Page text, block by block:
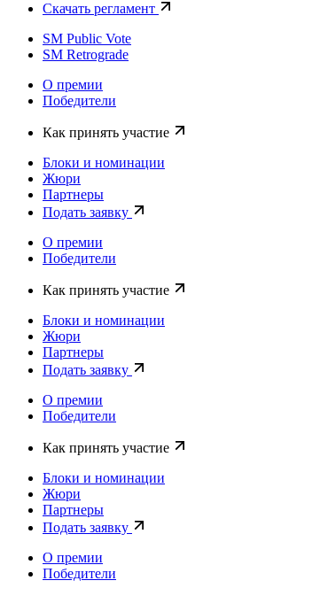
Скачать регламент
SM Public Vote
SM Retrograde
О премии
Победители
Как принять участие
Блоки и номинации
Жюри
Партнеры
Подать заявку
О премии
Победители
Как принять участие
Блоки и номинации
Жюри
Партнеры
Подать заявку
О премии
Победители
Как принять участие
Блоки и номинации
Жюри
Партнеры
Подать заявку
О премии
Победители